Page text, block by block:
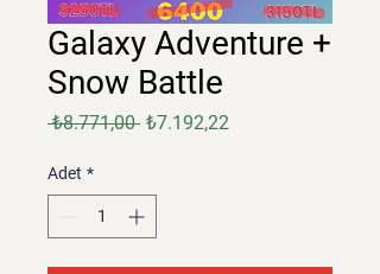
Galaxy Adventure +
Snow Battle
₺8.771,00 Normal
₺7.192,22
Adet *